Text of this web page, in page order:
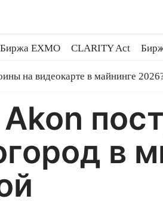
Биржа EXMO CLARITY Act
на видеокарте в майнинге
в